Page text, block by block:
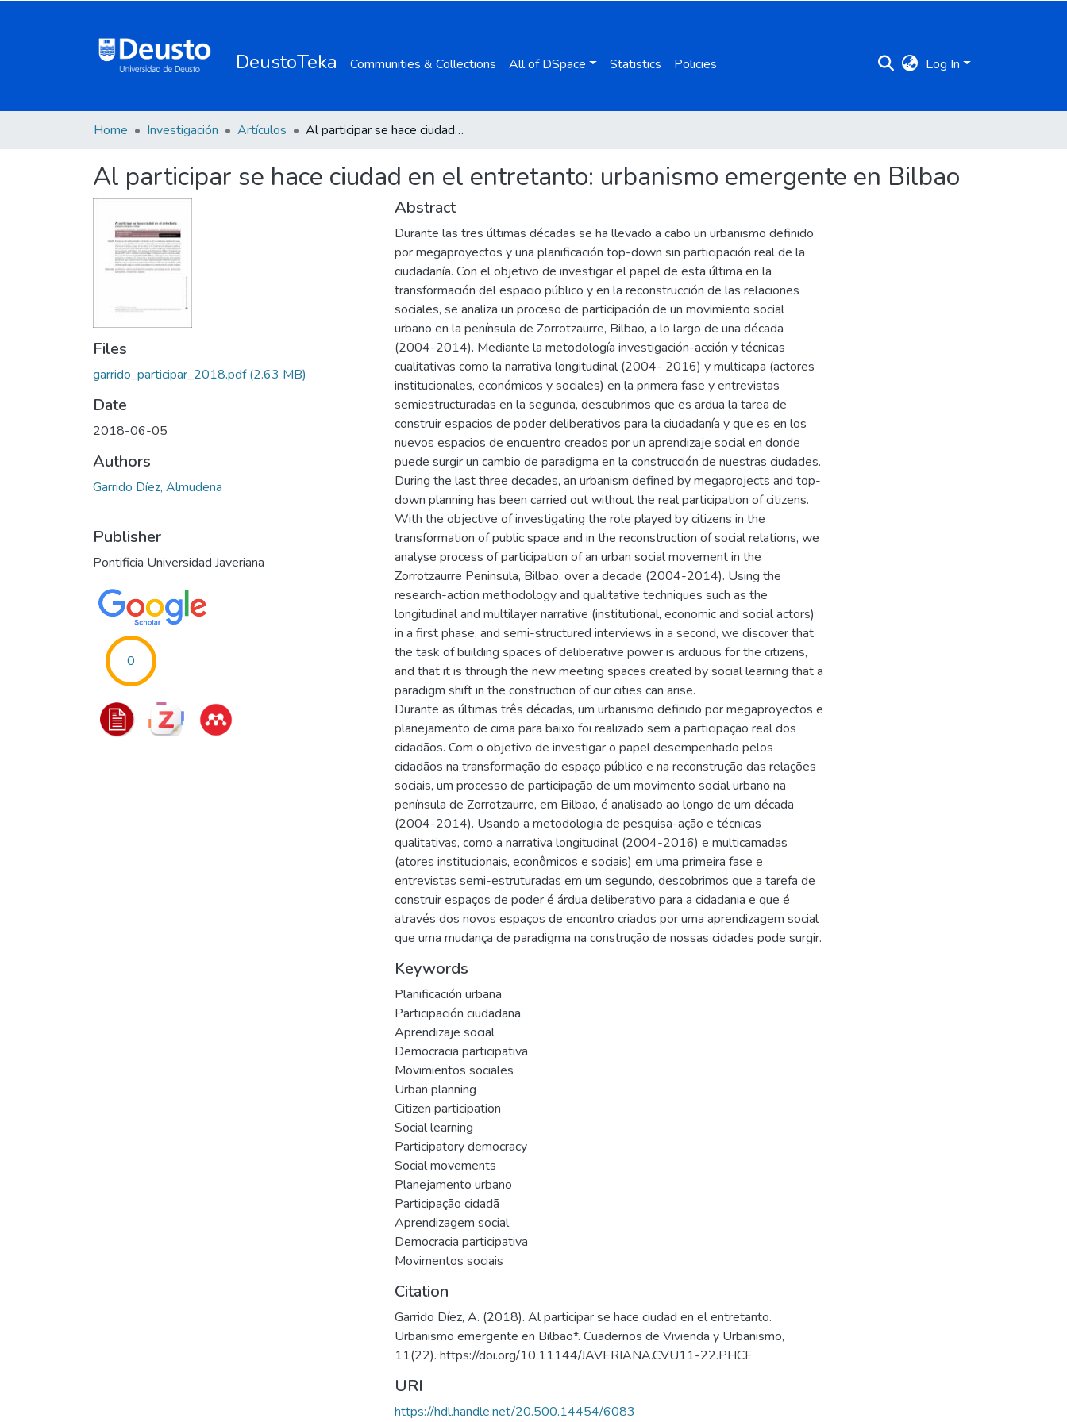
DeustoTeka Communities & Collections All of DSpace Statistics Policies Log In
Home Investigación Artículos Al participar se hace ciudad en el entretanto: urbanismo emergente en Bilbao
Al participar se hace ciudad en el entretanto: urbanismo emergente en Bilbao
Files
garrido_participar_2018.pdf(2.63 MB)
Date
2018-06-05
Authors
Garrido Díez, Almudena
Publisher
Pontificia Universidad Javeriana
0
Abstract
Durante las tres últimas décadas se ha llevado a cabo un urbanismo definido
por megaproyectos y una planificación top-down sin participación real de la
ciudadanía. Con el objetivo de investigar el papel de esta última en la
transformación del espacio público y en la reconstrucción de las relaciones
sociales, se analiza un proceso de participación de un movimiento social
urbano en la península de Zorrotzaurre, Bilbao, a lo largo de una década
(2004-2014). Mediante la metodología investigación-acción y técnicas
cualitativas como la narrativa longitudinal (2004- 2016) y multicapa (actores
institucionales, económicos y sociales) en la primera fase y entrevistas
semiestructuradas en la segunda, descubrimos que es ardua la tarea de
construir espacios de poder deliberativos para la ciudadanía y que es en los
nuevos espacios de encuentro creados por un aprendizaje social en donde
puede surgir un cambio de paradigma en la construcción de nuestras ciudades.
During the last three decades, an urbanism defined by megaprojects and top-
down planning has been carried out without the real participation of citizens.
With the objective of investigating the role played by citizens in the
transformation of public space and in the reconstruction of social relations, we
analyse process of participation of an urban social movement in the
Zorrotzaurre Peninsula, Bilbao, over a decade (2004-2014). Using the
research-action methodology and qualitative techniques such as the
longitudinal and multilayer narrative (institutional, economic and social actors)
in a first phase, and semi-structured interviews in a second, we discover that
the task of building spaces of deliberative power is arduous for the citizens,
and that it is through the new meeting spaces created by social learning that a
paradigm shift in the construction of our cities can arise.
Durante as últimas três décadas, um urbanismo definido por megaproyectos e
planejamento de cima para baixo foi realizado sem a participação real dos
cidadãos. Com o objetivo de investigar o papel desempenhado pelos
cidadãos na transformação do espaço público e na reconstrução das relações
sociais, um processo de participação de um movimento social urbano na
península de Zorrotzaurre, em Bilbao, é analisado ao longo de um década
(2004-2014). Usando a metodologia de pesquisa-ação e técnicas
qualitativas, como a narrativa longitudinal (2004-2016) e multicamadas
(atores institucionais, econômicos e sociais) em uma primeira fase e
entrevistas semi-estruturadas em um segundo, descobrimos que a tarefa de
construir espaços de poder é árdua deliberativo para a cidadania e que é
através dos novos espaços de encontro criados por uma aprendizagem social
que uma mudança de paradigma na construção de nossas cidades pode surgir.
Keywords
Planificación urbana
Participación ciudadana
Aprendizaje social
Democracia participativa
Movimientos sociales
Urban planning
Citizen participation
Social learning
Participatory democracy
Social movements
Planejamento urbano
Participação cidadã
Aprendizagem social
Democracia participativa
Movimentos sociais
Citation
Garrido Díez, A. (2018). Al participar se hace ciudad en el entretanto.
Urbanismo emergente en Bilbao*. Cuadernos de Vivienda y Urbanismo,
11(22). https://doi.org/10.11144/JAVERIANA.CVU11-22.PHCE
URI
https://hdl.handle.net/20.500.14454/6083